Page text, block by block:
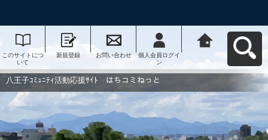
このサイトにつ
いて
新規登録 お問い合わせ
個人会員ログイ
ン
動応援ｻｲﾄ はち
コミねっとへ戻
八王子ｺﾐｭﾆﾃｨ活動応援ｻｲﾄ はちコミねっと